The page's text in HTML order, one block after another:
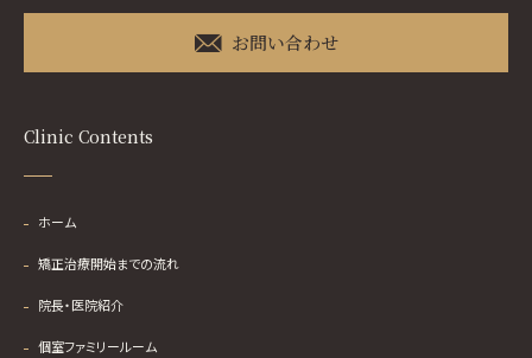
お問い合わせ
Clinic Contents
ホーム
矯正治療開始までの流れ
院長・医院紹介
個室ファミリールーム